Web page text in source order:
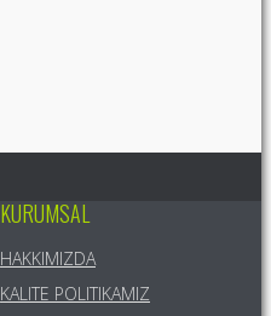
KURUMSAL
HAKKIMIZDA
KALITE POLITIKAMIZ